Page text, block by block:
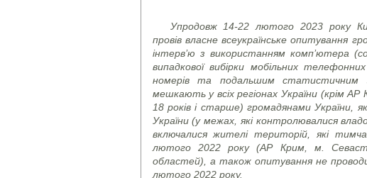
Упродовж 14-22 лютого 2023 року
провів власне всеукраїнське опитування
інтерв’ю з використанням комп’ютера (
випадкової вибірки мобільних
номерів та подальшим статистичним
мешкають у всіх регіонах України (крім
18 років і старше) громадянами України,
України (у межах, які контролювалися
включалися жителі територій, які
лютого 2022 року (АР Крим, м.
областей), а також опитування не
лютого 2022 року.